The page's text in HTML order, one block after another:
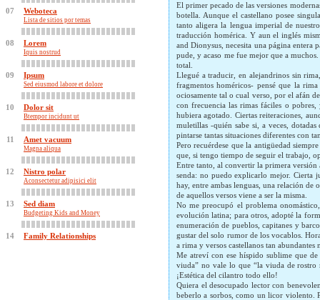
07 Weboteca
Lista de sitios por temas
08 Lorem
Iquis nostrud
09 Ipsum
Sed eiusmod labore et dolore
10 Dolor sit
Btempor incidunt ut
11 Amet vacuum
Magna aliqua
12 Nistro polar
Aconsectetur adipisici elit
13 Sed diam
Budgeting Kids and Money
14 Family Relationships
El primer pecado de las versiones
botella. Aunque el castellano posee
tanto aligera la lengua imperial de
traducción homérica. Y aun el inglés
and Dionysus, necesita una página entera
pude, y acaso me fue mejor que a
total.
Llegué a traducir, en alejandrinos sin
fragmentos homéricos- pensé que la
ociosamente tal o cual verso, por el afán
con frecuencia las rimas fáciles o
hubiera agotado. Ciertas reiteraciones,
muletillas -quién sabe si, a veces,
pintarse tantas situaciones diferentes con
Pero recuérdese que la antigüedad
que, si tengo tiempo de seguir el trabajo,
Entre tanto, al convertir la primera versión
senda: no puedo explicarlo mejor. Cierta
hay, entre ambas lenguas, una relación
de aquellos versos viene a ser la misma.
No me preocupó el problema
evolución latina; para otros, adopté la
enumeración de pueblos, capitanes y
gustar del solo rumor de los vocablos.
a rima y versos castellanos tan abundantes
Me atreví con ese híspido sublime que
viuda” no vale lo que “la viuda de rostro
¡Estética del cilantro todo ello!
Quiera el desocupado lector con
beberlo a sorbos, como un licor violento.